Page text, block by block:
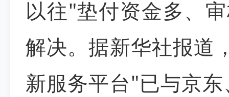
以往"垫付资金多、
解决。据新华社报道
新服务平台"已与京